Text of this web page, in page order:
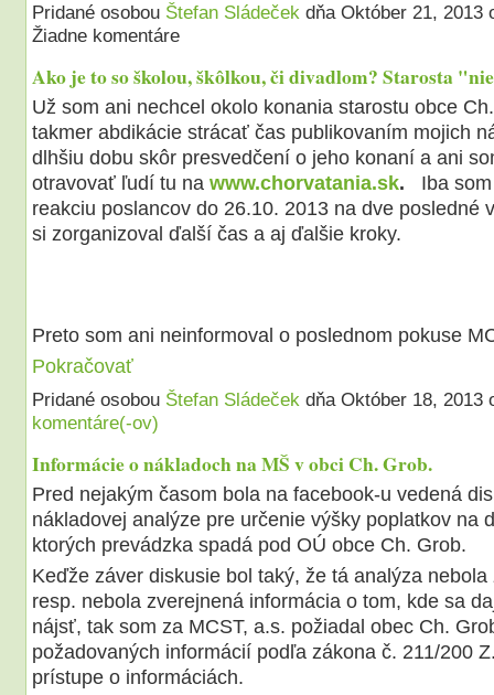
Pridané osobou Štefan Sládečekdňa Október 21, 2013
Žiadne komentáre
Ako je to so školou, škôlkou, či divadlom? Starosta
Už som ani nechcel okolo konania starostu obce
takmer abdikácie strácať čas publikovaním mojich
dlhšiu dobu skôr presvedčení o jeho konaní a ani
otravovať ľudí tu na www.chorvatania.sk. Iba
reakciu poslancov do 26.10. 2013 na dve posledné
si zorganizoval ďalší čas a aj ďalšie kroky.
Preto som ani neinformoval o poslednom pokuse
Pokračovať
Pridané osobou Štefan Sládečekdňa Október 18,
komentáre(-ov)
Informácie o nákladoch na MŠ v obci Ch. Grob.
Pred nejakým časom bola na facebook-u vedená
nákladovej analýze pre určenie výšky poplatkov na
ktorých prevádzka spadá pod OÚ obce Ch. Grob.
Keďže záver diskusie bol taký, že tá analýza nebola
resp. nebola zverejnená informácia o tom, kde sa
nájsť, tak som za MCST, a.s. požiadal obec Ch.
požadovaných informácií podľa zákona č. 211/200
prístupe o informáciách.